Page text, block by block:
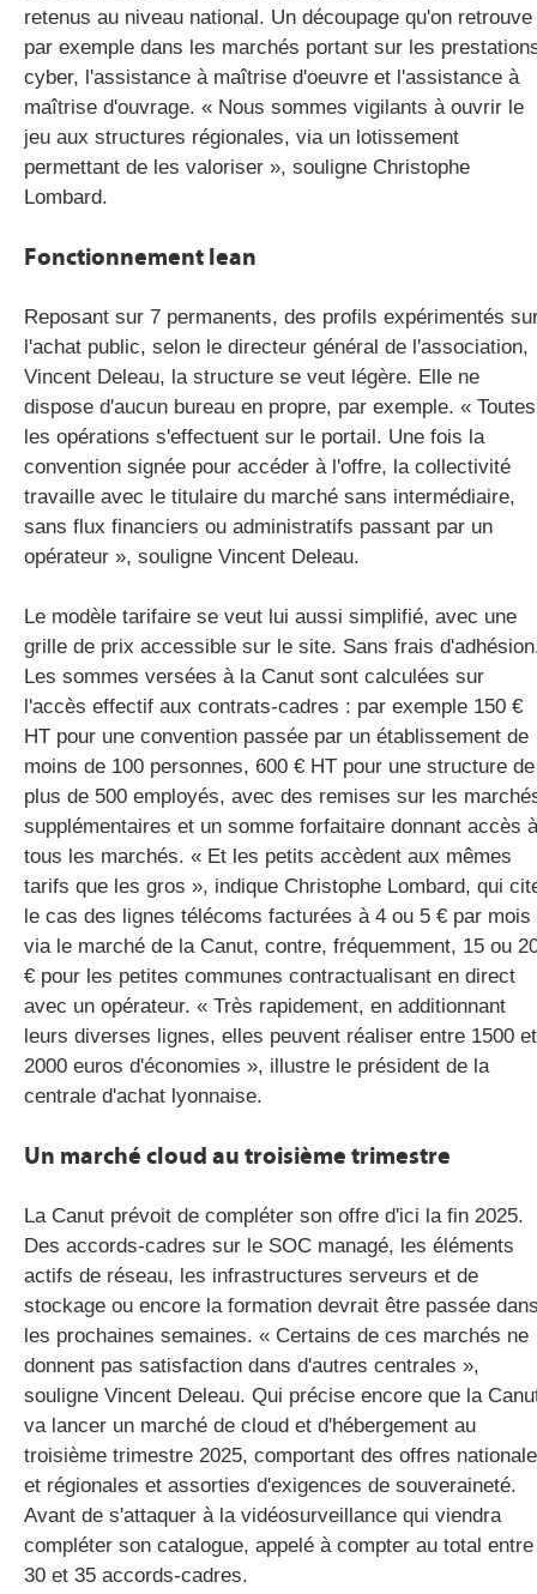
retenus au niveau national. Un découpage qu'on retrouve
par exemple dans les marchés portant sur les
cyber, l'assistance à maîtrise d'oeuvre et l'assistance à
maîtrise d'ouvrage. « Nous sommes vigilants à ouvrir le
jeu aux structures régionales, via un lotissement
permettant de les valoriser », souligne Christophe
Lombard.
Fonctionnement lean
Reposant sur 7 permanents, des profils expérimentés
l'achat public, selon le directeur général de l'association,
Vincent Deleau, la structure se veut légère. Elle ne
dispose d'aucun bureau en propre, par exemple. « Toutes
les opérations s'effectuent sur le portail. Une fois la
convention signée pour accéder à l'offre, la collectivité
travaille avec le titulaire du marché sans intermédiaire,
sans flux financiers ou administratifs passant par un
opérateur », souligne Vincent Deleau.
Le modèle tarifaire se veut lui aussi simplifié, avec une
grille de prix accessible sur le site. Sans frais
Les sommes versées à la Canut sont calculées sur
l'accès effectif aux contrats-cadres : par exemple 150 €
HT pour une convention passée par un établissement de
moins de 100 personnes, 600 € HT pour une structure de
plus de 500 employés, avec des remises sur les
supplémentaires et un somme forfaitaire donnant accès à
tous les marchés. « Et les petits accèdent aux mêmes
tarifs que les gros », indique Christophe Lombard, qui
le cas des lignes télécoms facturées à 4 ou 5 € par mois
via le marché de la Canut, contre, fréquemment, 15 ou
€ pour les petites communes contractualisant en direct
avec un opérateur. « Très rapidement, en additionnant
leurs diverses lignes, elles peuvent réaliser entre 1500 et
2000 euros d'économies », illustre le président de la
centrale d'achat lyonnaise.
Un marché cloud au troisième trimestre
La Canut prévoit de compléter son offre d'ici la fin 2025.
Des accords-cadres sur le SOC managé, les éléments
actifs de réseau, les infrastructures serveurs et de
stockage ou encore la formation devrait être passée
les prochaines semaines. « Certains de ces marchés ne
donnent pas satisfaction dans d'autres centrales »,
souligne Vincent Deleau. Qui précise encore que la
va lancer un marché de cloud et d'hébergement au
troisième trimestre 2025, comportant des offres
et régionales et assorties d'exigences de souveraineté.
Avant de s'attaquer à la vidéosurveillance qui viendra
compléter son catalogue, appelé à compter au total entre
30 et 35 accords-cadres.